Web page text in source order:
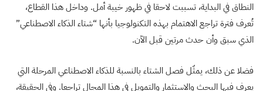
النطاق في البداية، تسببت لاحقا في ظهور خيبة أمل. وداخل هذا القطاع،
تُعرف فترة تراجع الاهتمام بهذه التكنولوجيا بأنها “شتاء الذكاء الاصطناعي”
الذي سبق وأن حدث مرتين قبل الآن.
فضلا عن ذلك، يمثّل فصل الشتاء بالنسبة للذكاء الاصطناعي المرحلة التي
يعرف فيها البحث والاستثمار والتمويل في هذا المجال تراجعا. وفي الحقيقة،